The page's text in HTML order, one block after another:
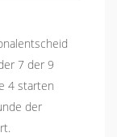
7 der 9
4 starten
der